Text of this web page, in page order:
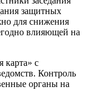
защитных
для снижения
влияющей на
карта» с
Контроль
органы на